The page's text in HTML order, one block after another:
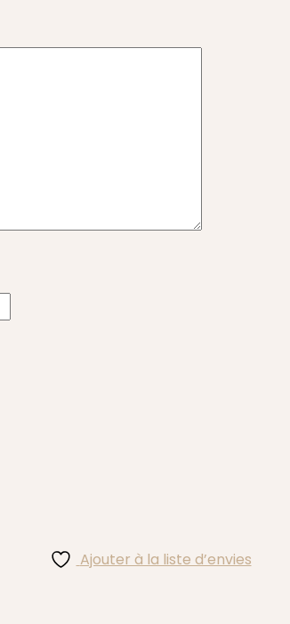
Ajouter à la liste d’envies